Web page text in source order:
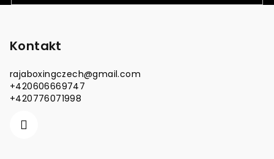
Kontakt
rajaboxingczech@gmail.com
+420606669747
+420776071998